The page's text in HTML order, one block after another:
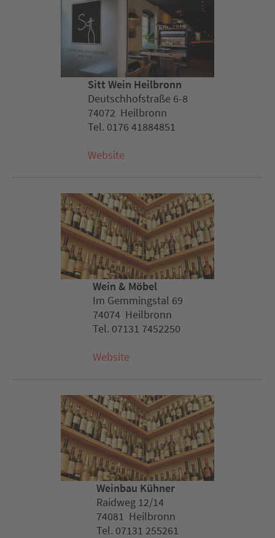
Sitt Wein Heilbronn
Deutschhofstraße 6-8
74072 Heilbronn
Tel. 0176 41884851
Website
Wein & Möbel
Im Gemmingstal 69
74074 Heilbronn
Tel. 07131 7452250
Website
Weinbau Kühner
Raidweg 12/14
74081 Heilbronn
Tel. 07131 255261